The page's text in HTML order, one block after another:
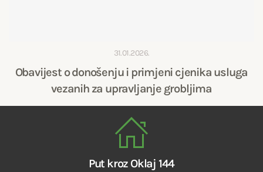
31.01.2026.
Obavijest o donošenju i primjeni cjenika usluga
vezanih za upravljanje grobljima
Put kroz Oklaj 144